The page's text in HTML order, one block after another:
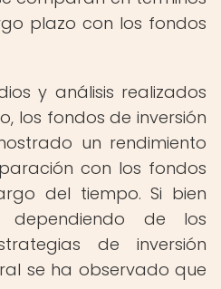
plazo con los fondos
y análisis realizados
los fondos de inversión
un rendimiento
con los fondos
del tiempo. Si bien
dependiendo de los
de inversión
se ha observado que